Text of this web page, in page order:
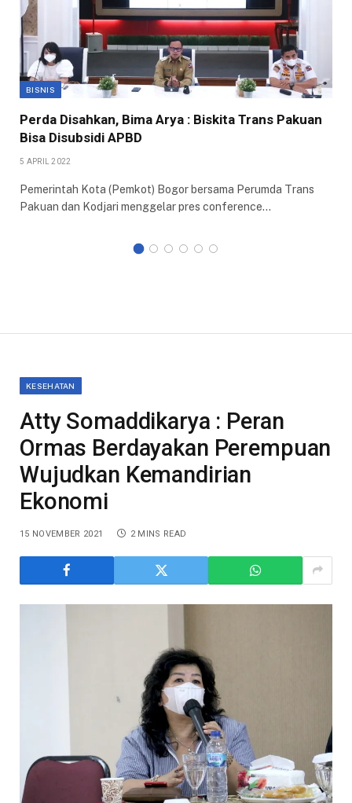
BISNIS
Perda Disahkan, Bima Arya : Biskita Trans Pakuan
Bisa Disubsidi APBD
5 APRIL 2022
Pemerintah Kota (Pemkot) Bogor bersama Perumda Trans
Pakuan dan Kodjari menggelar pres conference…
KESEHATAN
Atty Somaddikarya : Peran
Ormas Berdayakan Perempuan
Wujudkan Kemandirian
Ekonomi
15 NOVEMBER 2021 2 MINS READ